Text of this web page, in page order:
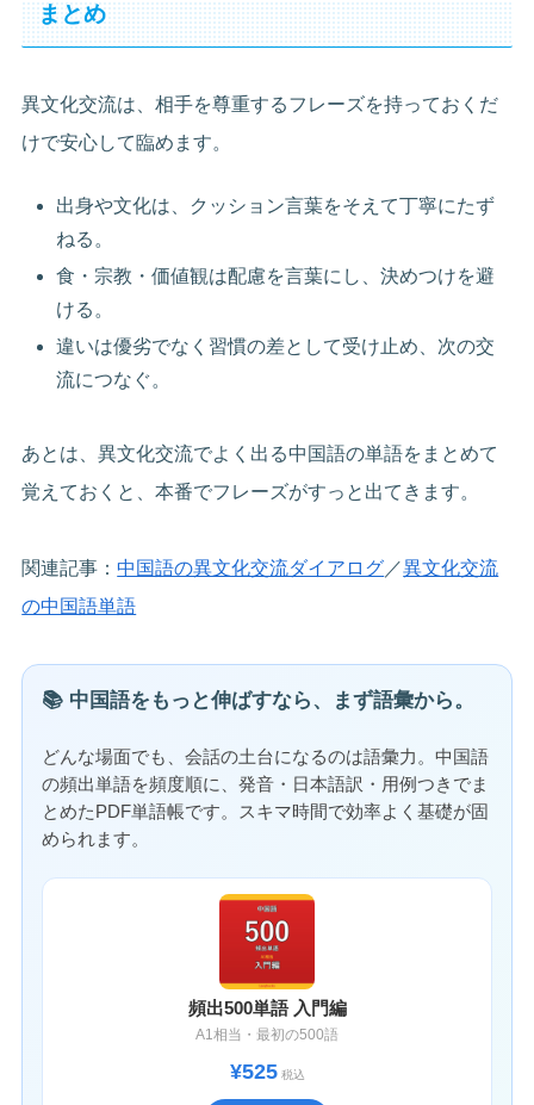
まとめ
異文化交流は、相手を尊重するフレーズを持っておくだ
けで安心して臨めます。
出身や文化は、クッション言葉をそえて丁寧にたず
ねる。
食・宗教・価値観は配慮を言葉にし、決めつけを避
ける。
違いは優劣でなく習慣の差として受け止め、次の交
流につなぐ。
あとは、異文化交流でよく出る中国語の単語をまとめて
覚えておくと、本番でフレーズがすっと出てきます。
関連記事：中国語の異文化交流ダイアログ ／異文化交流
の中国語単語
📚 中国語をもっと伸ばすなら、まず語彙から。
どんな場面でも、会話の土台になるのは語彙力。中国語
の頻出単語を頻度順に、発音・日本語訳・用例つきでま
とめたPDF単語帳です。スキマ時間で効率よく基礎が固
められます。
頻出500単語 入門編
A1相当・最初の500語
¥525税込